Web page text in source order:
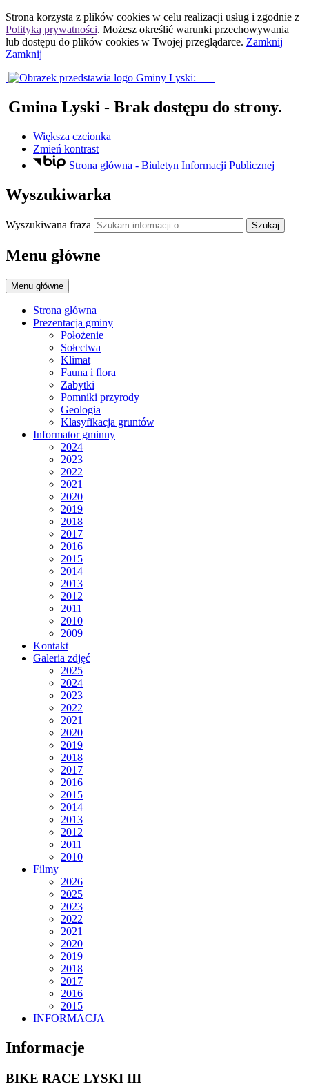
Strona korzysta z plików cookies w celu realizacji usług i zgodnie z
Polityką prywatności. Możesz określić warunki przechowywania
lub dostępu do plików cookies w Twojej przeglądarce. Zamknij
Zamknij
Gmina Lyski - Brak dostępu do strony.
Większa czcionka
Zmień kontrast
Strona główna - Biuletyn Informacji Publicznej
Wyszukiwarka
Wyszukiwana fraza Szukaj
Menu główne
Menu główne
Strona główna
Prezentacja gminy
Położenie
Sołectwa
Klimat
Fauna i flora
Zabytki
Pomniki przyrody
Geologia
Klasyfikacja gruntów
Informator gminny
2024
2023
2022
2021
2020
2019
2018
2017
2016
2015
2014
2013
2012
2011
2010
2009
Kontakt
Galeria zdjęć
2025
2024
2023
2022
2021
2020
2019
2018
2017
2016
2015
2014
2013
2012
2011
2010
Filmy
2026
2025
2023
2022
2021
2020
2019
2018
2017
2016
2015
INFORMACJA
Informacje
BIKE RACE LYSKI III